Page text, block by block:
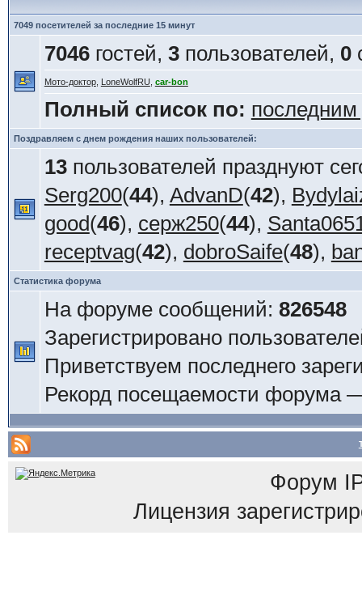
7049 посетителей за последние 15 минут
7046гостей, 3пользователей, 0
Мото-доктор, LoneWolfRU car-bon
Полный список по:
Поздравляем с днем рождения наших пользователей:
13пользователей празднуют
Serg200(44), AdvanD(42),
good(46), серж250(44),
receptvag(42), dobroSaife(48),
Статистика форума
На форуме сообщений: 826548
Зарегистрировано
Приветствуем последнего
Рекорд посещаемости форума
Форум
Лицензия